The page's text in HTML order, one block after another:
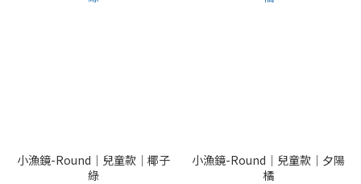
小漁鏡-Round｜兒童款｜椰子
綠
小漁鏡-Round｜兒童款｜夕陽
橘